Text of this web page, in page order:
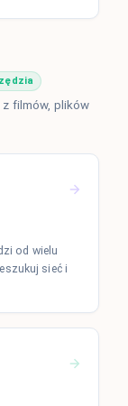
filmów, plików
od wielu
sieć i